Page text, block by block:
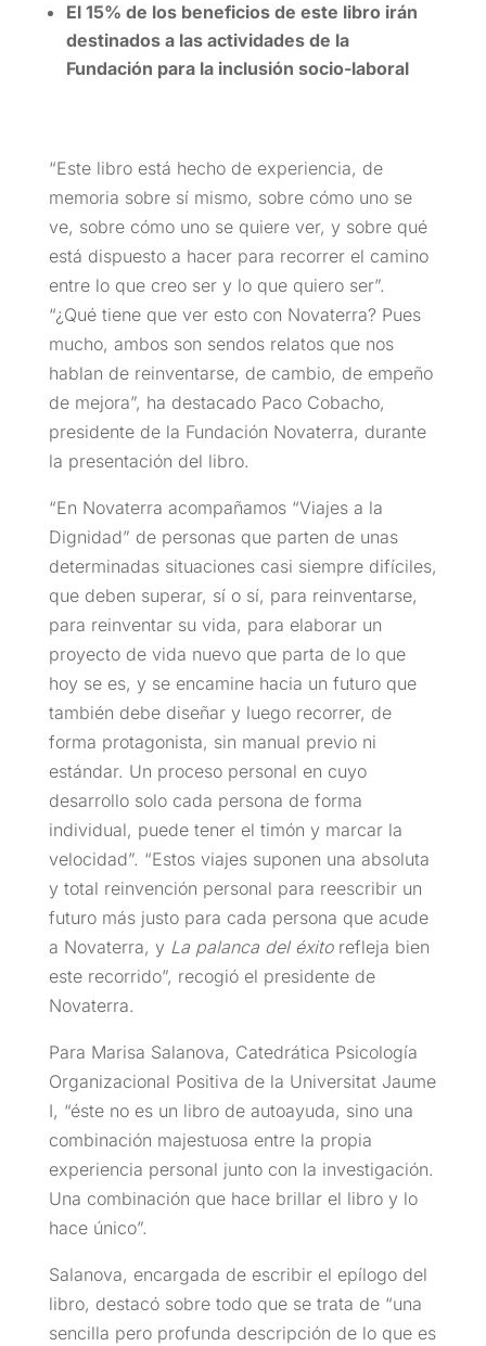
El 15% de los beneficios de este libro irán
destinados a las actividades de la
Fundación para la inclusión socio-laboral
“Este libro está hecho de experiencia, de
memoria sobre sí mismo, sobre cómo uno se
ve, sobre cómo uno se quiere ver, y sobre qué
está dispuesto a hacer para recorrer el camino
entre lo que creo ser y lo que quiero ser”.
“¿Qué tiene que ver esto con Novaterra? Pues
mucho, ambos son sendos relatos que nos
hablan de reinventarse, de cambio, de empeño
de mejora”, ha destacado Paco Cobacho,
presidente de la Fundación Novaterra, durante
la presentación del libro.
“En Novaterra acompañamos “Viajes a la
Dignidad” de personas que parten de unas
determinadas situaciones casi siempre difíciles,
que deben superar, sí o sí, para reinventarse,
para reinventar su vida, para elaborar un
proyecto de vida nuevo que parta de lo que
hoy se es, y se encamine hacia un futuro que
también debe diseñar y luego recorrer, de
forma protagonista, sin manual previo ni
estándar. Un proceso personal en cuyo
desarrollo solo cada persona de forma
individual, puede tener el timón y marcar la
velocidad”. “Estos viajes suponen una absoluta
y total reinvención personal para reescribir un
futuro más justo para cada persona que acude
a Novaterra, y La palanca del éxitorefleja bien
este recorrido”, recogió el presidente de
Novaterra.
Para Marisa Salanova, Catedrática Psicología
Organizacional Positiva de la Universitat Jaume
I, “éste no es un libro de autoayuda, sino una
combinación majestuosa entre la propia
experiencia personal junto con la investigación.
Una combinación que hace brillar el libro y lo
hace único”.
Salanova, encargada de escribir el epílogo del
libro, destacó sobre todo que se trata de “una
sencilla pero profunda descripción de lo que es